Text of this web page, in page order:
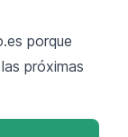
porque
próximas